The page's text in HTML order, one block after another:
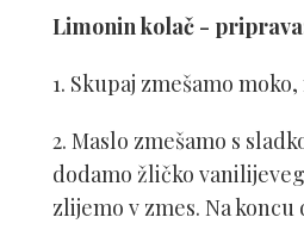
Limonin kolač - p
1. Skupaj zmešamo
2. Maslo zmešamo s
dodamo žličko
zlijemo v zmes. Na